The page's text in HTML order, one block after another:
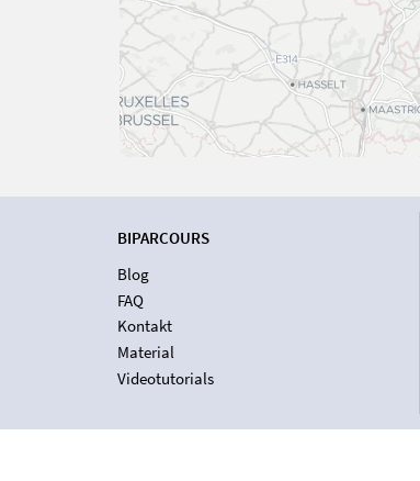
BIPARCOURS
Blog
FAQ
Kontakt
Material
Videotutorials